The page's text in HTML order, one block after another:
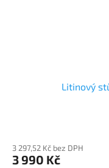
Litinový
3 297,52 Kč bez DPH
3 990 Kč